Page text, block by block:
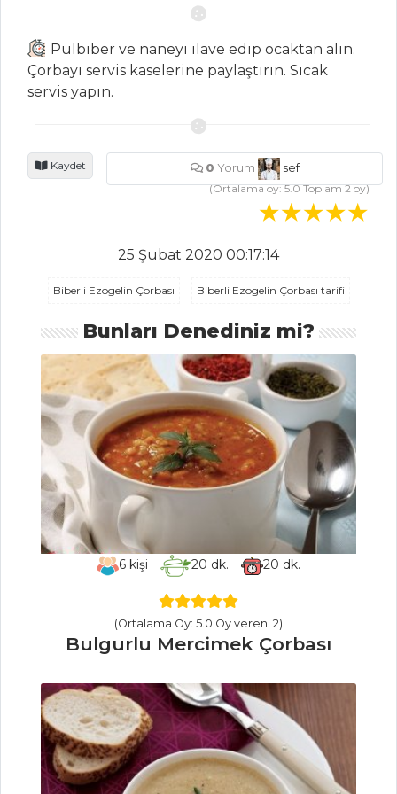
PEYNİRLİ SALATA
Yufka Çanaklı
Sebze Salatası
Salatası
YEMEKLERI
Kağıtta Çinekop
Karnabahar
Püreli Sütlü Dil
Balığı
Portakallı Ve
Bademli Mezgit
Balık Yemekleri
Tüm Tarifleri
Cheddar Peynirli
Karnabahar Çorbası
Közlenmiş Biber
Çorbası
Köfteli Semizotu
Çorbası
Pulbiber ve naneyi ilave edip ocaktan alın.
Çorbayı servis kaselerine paylaştırın. Sıcak
servis yapın.
Kaydet 0 Yorum
sef
(Ortalama oy:5.0Toplam2oy)
25 Şubat 2020 00:17:14
Biberli Ezogelin Çorbası Biberli Ezogelin Çorbası tarifi
Bunları Denediniz mi?
6 kişi 20 dk. 20 dk.
(Ortalama Oy: 5.0 Oy veren: 2)
Bulgurlu Mercimek Çorbası